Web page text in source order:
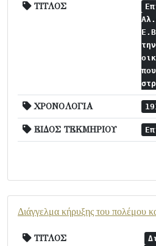
ΤΙΤΛΟΣ
ΧΡΟΝΟΛΟΓΙΑ
ΕΙΔΟΣ ΤΕΚΜΗΡΙΟΥ
Διάγγελμα κήρυξης του πολέμου
ΤΙΤΛΟΣ